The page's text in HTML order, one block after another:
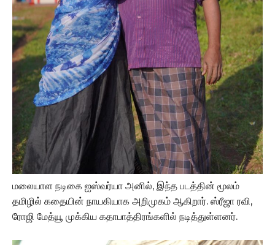
மலையாள நடிகை ஐஸ்வர்யா அனில், இந்த படத்தின் மூலம்
தமிழில் கதையின் நாயகியாக அறிமுகம் ஆகிறார். ஸ்ரீஜா ரவி,
ரோஜி மேத்யூ முக்கிய கதாபாத்திரங்களில் நடித்துள்ளனர்.